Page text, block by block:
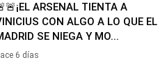
ARSENAL TIENTA A
CON ALGO A LO QUE EL
SE NIEGA Y MO...
6 días